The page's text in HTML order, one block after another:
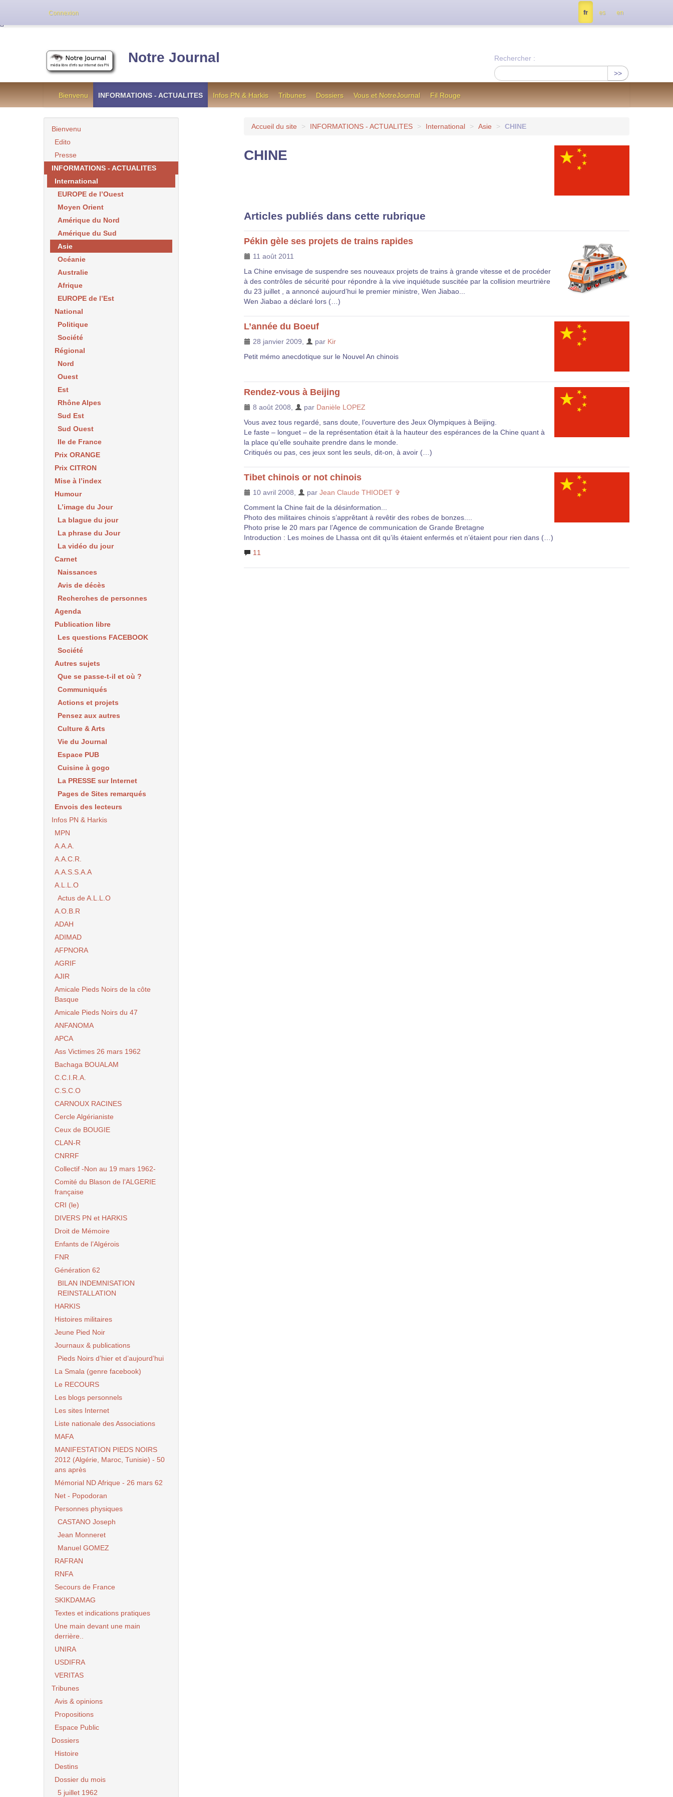
Notre Journal
Rechercher :
>>
Bienvenu INFORMATIONS - ACTUALITES Infos PN & Harkis Tribunes Dossiers Vous et NotreJournal Fil Rouge
Accueil du site > INFORMATIONS - ACTUALITES > International > Asie > CHINE
CHINE
Articles publiés dans cette rubrique
Pékin gèle ses projets de trains rapides
11 août 2011
La Chine envisage de suspendre ses nouveaux projets de trains à grande vitesse et de procéder
à des contrôles de sécurité pour répondre à la vive inquiétude suscitée par la collision meurtrière
du 23 juillet , a annoncé aujourd’hui le premier ministre, Wen Jiabao...
Wen Jiabao a déclaré lors (…)
L’année du Boeuf
28 janvier 2009 par Kir
Petit mémo anecdotique sur le Nouvel An chinois
Rendez-vous à Beijing
8 août 2008 par Danièle LOPEZ
Vous avez tous regardé, sans doute, l’ouverture des Jeux Olympiques à Beijing.
Le faste – longuet – de la représentation était à la hauteur des espérances de la Chine quant à
la place qu’elle souhaite prendre dans le monde.
Critiqués ou pas, ces jeux sont les seuls, dit-on, à avoir (…)
Tibet chinois or not chinois
10 avril 2008 par Jean Claude THIODET ✞
Comment la Chine fait de la désinformation...
Photo des militaires chinois s’apprêtant à revêtir des robes de bonzes....
Photo prise le 20 mars par l’Agence de communication de Grande Bretagne
Introduction : Les moines de Lhassa ont dit qu’ils étaient enfermés et n’étaient pour rien dans (…)
11
Bienvenu
Edito
Presse
INFORMATIONS - ACTUALITES
International
EUROPE de l’Ouest
Moyen Orient
Amérique du Nord
Amérique du Sud
Asie
Océanie
Australie
Afrique
EUROPE de l’Est
National
Politique
Société
Régional
Nord
Ouest
Est
Rhône Alpes
Sud Est
Sud Ouest
Ile de France
Prix ORANGE
Prix CITRON
Mise à l’index
Humour
L’image du Jour
La blague du jour
La phrase du Jour
La vidéo du jour
Carnet
Naissances
Avis de décès
Recherches de personnes
Agenda
Publication libre
Les questions FACEBOOK
Société
Autres sujets
Que se passe-t-il et où ?
Communiqués
Actions et projets
Pensez aux autres
Culture & Arts
Vie du Journal
Espace PUB
Cuisine à gogo
La PRESSE sur Internet
Pages de Sites remarqués
Envois des lecteurs
Infos PN & Harkis
MPN
A.A.A.
A.A.C.R.
A.A.S.S.A.A
A.L.L.O
Actus de A.L.L.O
A.O.B.R
ADAH
ADIMAD
AFPNORA
AGRIF
AJIR
Amicale Pieds Noirs de la côte
Basque
Amicale Pieds Noirs du 47
ANFANOMA
APCA
Ass Victimes 26 mars 1962
Bachaga BOUALAM
C.C.I.R.A.
C.S.C.O
CARNOUX RACINES
Cercle Algérianiste
Ceux de BOUGIE
CLAN-R
CNRRF
Collectif -Non au 19 mars 1962-
Comité du Blason de l’ALGERIE
française
CRI (le)
DIVERS PN et HARKIS
Droit de Mémoire
Enfants de l’Algérois
FNR
Génération 62
BILAN INDEMNISATION
REINSTALLATION
HARKIS
Histoires militaires
Jeune Pied Noir
Journaux & publications
Pieds Noirs d’hier et d’aujourd’hui
La Smala (genre facebook)
Le RECOURS
Les blogs personnels
Les sites Internet
Liste nationale des Associations
MAFA
MANIFESTATION PIEDS NOIRS
2012 (Algérie, Maroc, Tunisie) - 50
ans après
Mémorial ND Afrique - 26 mars 62
Net - Popodoran
Personnes physiques
CASTANO Joseph
Jean Monneret
Manuel GOMEZ
RAFRAN
RNFA
Secours de France
SKIKDAMAG
Textes et indications pratiques
Une main devant une main
derrière..
UNIRA
USDIFRA
VERITAS
Tribunes
Avis & opinions
Propositions
Espace Public
Dossiers
Histoire
Destins
Dossier du mois
5 juillet 1962
Connexion fr es en
Cette version de NotreJournal représente l’ancienne formule utilisée jusqu’en octobre 2012, en cas de difficultés, contactez nous à info@notrejournal.info !